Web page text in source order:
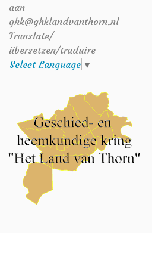
aan
ghk@ghklandvanthorn.nl
Translate/
übersetzen/traduire
Select Language ▼